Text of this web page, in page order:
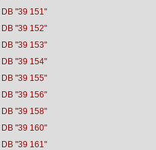
DB "39 151"
DB "39 152"
DB "39 153"
DB "39 154"
DB "39 155"
DB "39 156"
DB "39 158"
DB "39 160"
DB "39 161"